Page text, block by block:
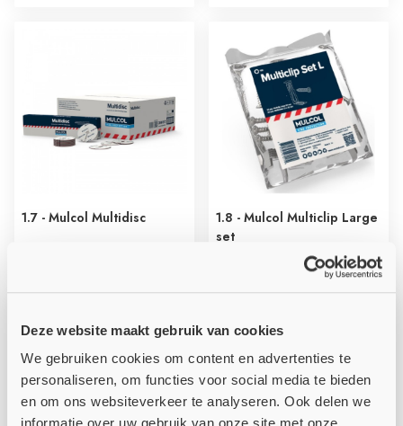
Deze website maakt gebruik van cookies
We gebruiken cookies om content en advertenties te
personaliseren, om functies voor social media te bieden
en om ons websiteverkeer te analyseren. Ook delen we
1.7 - Mulcol Multidisc
1.8 - Mulcol Multiclip Large
set